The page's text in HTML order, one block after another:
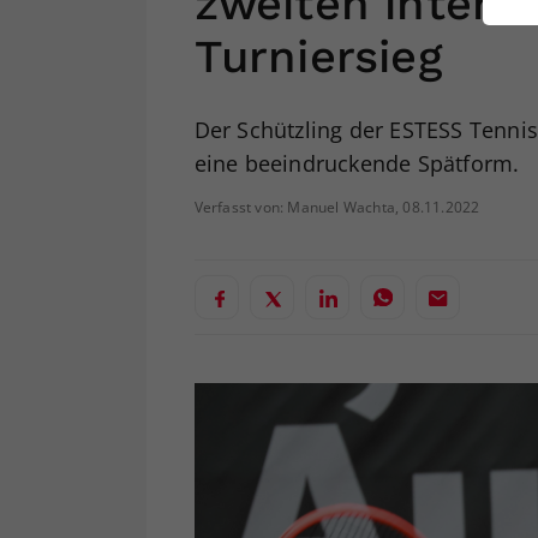
Turniersieg
Der Schützling der ESTESS
eine beeindruckende Spätform.
Verfasst von: Manuel Wachta, 08.11.2022